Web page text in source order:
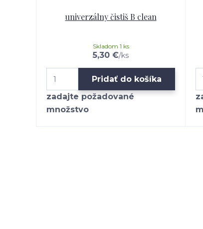
univerzálny čistiš B clean
5,30 €/ks
Skladom 1 ks
Pridať do košíka